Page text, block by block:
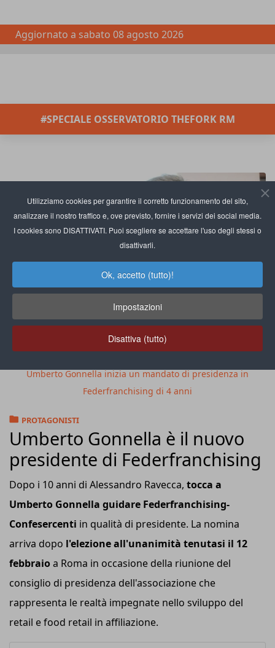
Utilizziamo cookies per garantire il corretto funzionamento del sito,
analizzare il nostro traffico e, ove previsto, fornire i servizi dei social media.
I cookies sono DISATTIVATI. Puoi scegliere se accettare l'uso degli stessi o
disattivarli.
Ok, accetto (tutto)!
Impostazioni
Disattiva (tutto)
Aggiornato a sabato 08 agosto 2026
#SPECIALE OSSERVATORIO THEFORK RM
Umberto Gonnella inizia un mandato di presidenza in
Federfranchising di 4 anni
PROTAGONISTI
Umberto Gonnella è il nuovo
presidente di Federfranchising
Dopo i 10 anni di Alessandro Ravecca, tocca a
Umberto Gonnella guidare Federfranchising-
Confesercenti in qualità di presidente. La nomina
arriva dopo l'elezione all'unanimità tenutasi il 12
febbraioa Roma in occasione della riunione del
consiglio di presidenza dell'associazione che
rappresenta le realtà impegnate nello sviluppo del
retail e food retail in affiliazione.